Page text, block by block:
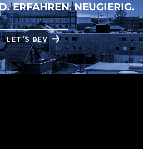
ERFAHREN. NEUGIERIG.
LET’S DEV